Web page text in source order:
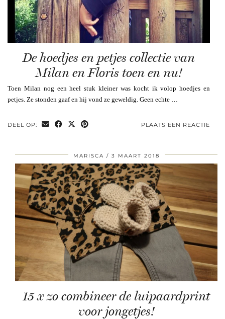
De hoedjes en petjes collectie van
Milan en Floris toen en nu!
Toen Milan nog een heel stuk kleiner was kocht ik volop hoedjes en
petjes. Ze stonden gaaf en hij vond ze geweldig. Geen echte …
DEEL OP: PLAATS EEN REACTIE
MARISCA 3 MAART 2018
15 x zo combineer de luipaardprint
voor jongetjes!